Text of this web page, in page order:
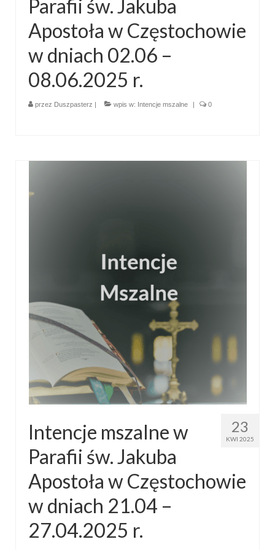
Standardy ochrony małoletnich
Parafii św. Jakuba
Apostoła w Częstochowie
w dniach 02.06 –
08.06.2025 r.
przez Duszpasterz wpis w: Intencje mszalne 0
23
KWI 2025
Intencje mszalne w
Parafii św. Jakuba
Apostoła w Częstochowie
w dniach 21.04 –
27.04.2025 r.